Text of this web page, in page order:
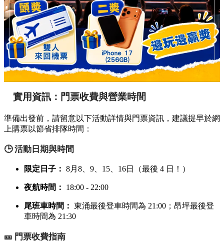
實用資訊：門票收費與營業時間
準備出發前，請留意以下活動詳情與門票資訊，建議提早於網
上購票以節省排隊時間：
🕒 活動日期與時間
限定日子： 8月8、9、15、16日（最後 4 日！）
夜航時間： 18:00 - 22:00
尾班車時間： 東涌最後登車時間為 21:00；昂坪最後登
車時間為 21:30
🎫 門票收費指南